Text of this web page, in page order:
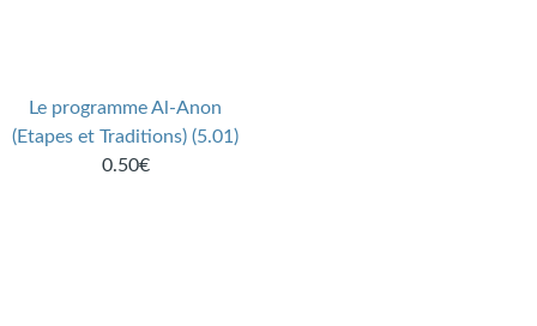
Le programme Al-Anon
(Etapes et Traditions) (5.01)
0.50€